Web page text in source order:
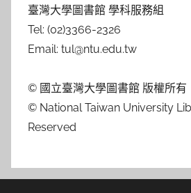
臺灣大學圖書館 學科服務組
Tel: (02)3366-2326
Email: tul@ntu.edu.tw
© 國立臺灣大學圖書館 版權所有
© National Taiwan University
Reserved